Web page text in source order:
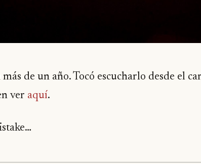
de un año. Tocó escucharlo desde el
ver aquí.